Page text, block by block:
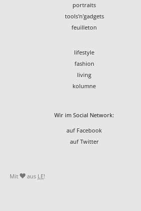
portraits
tools'n'gadgets
feuilleton
lifestyle
fashion
living
kolumne
Wir im Social Network:
auf Facebook
auf Twitter
Mit aus LE!